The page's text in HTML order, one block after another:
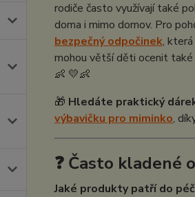
rodiče často využívají také
doma i mimo domov. Pro
bezpečný odpočinek,
mohou větší děti ocenit
👶 💛👶
🎁 Hledáte praktický
výbavičku pro miminko,
❓ Často kladené
Jaké produkty patří do